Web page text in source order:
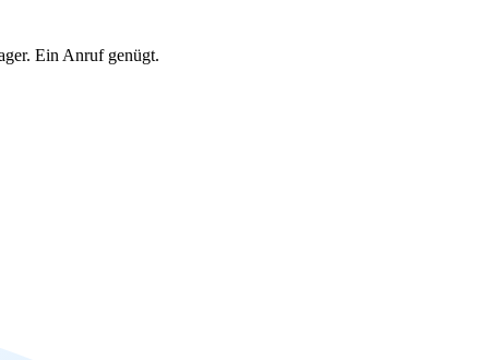
Ein Anruf genügt.